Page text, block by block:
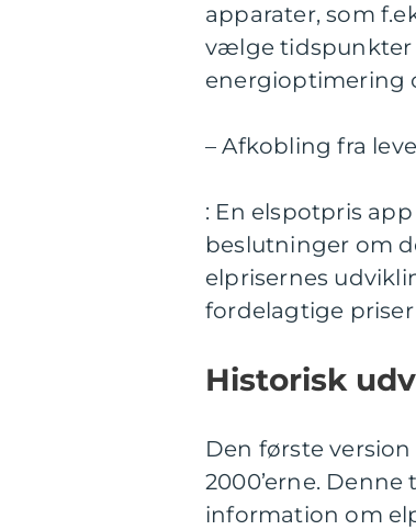
apparater, som
vælge tidspunkter
energioptimering
– Afkobling fra
: En elspotpris
beslutninger om
elprisernes
fordelagtige
Historisk
Den første
2000’erne.
information om